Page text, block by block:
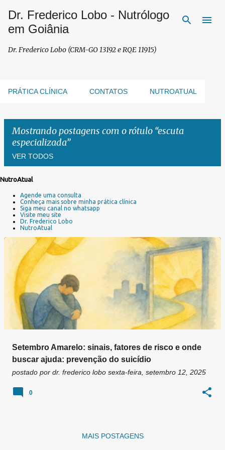
Pular para o conteúdo principal
Dr. Frederico Lobo - Nutrólogo
em Goiânia
Dr. Frederico Lobo (CRM-GO 13192 e RQE 11915)
PRÁTICA CLÍNICA CONTATOS NUTROATUAL
Mostrando postagens com o rótulo escuta
especializada
VER TODOS
g
NutroAtual
Agende uma consulta
Conheça mais sobre minha prática clínica
Siga meu canal no whatsapp
Visite meu site
Dr. Frederico Lobo
NutroAtual
Setembro Amarelo: sinais, fatores de risco e onde
buscar ajuda: prevenção do suicídio
postado por dr. frederico lobo sexta-feira, setembro 12, 2025
0
MAIS POSTAGENS